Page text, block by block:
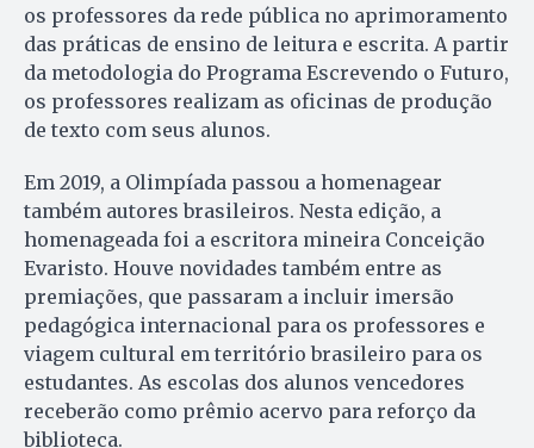
os professores da rede pública no aprimoramento
das práticas de ensino de leitura e escrita. A partir
da metodologia do Programa Escrevendo o Futuro,
os professores realizam as oficinas de produção
de texto com seus alunos.
Em 2019, a Olimpíada passou a homenagear
também autores brasileiros. Nesta edição, a
homenageada foi a escritora mineira Conceição
Evaristo. Houve novidades também entre as
premiações, que passaram a incluir imersão
pedagógica internacional para os professores e
viagem cultural em território brasileiro para os
estudantes. As escolas dos alunos vencedores
receberão como prêmio acervo para reforço da
biblioteca.